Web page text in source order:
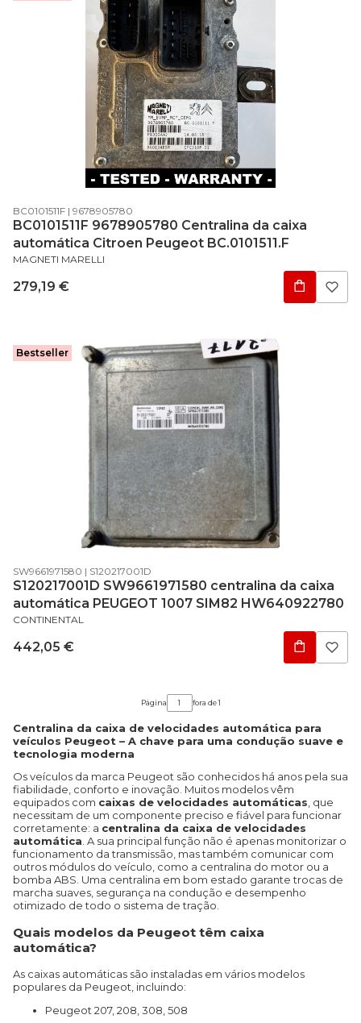
Código do produto
BC0101511F Código do fabricante
9678905780
BC0101511F 9678905780 Centralina da caixa
automática Citroen Peugeot BC.0101511.F
FABRICANTE
MAGNETI MARELLI
Preço
279,19 €
Bestseller
Código do produto
SW9661971580 Código do fabricante
S120217001D
S120217001D SW9661971580 centralina da caixa
automática PEUGEOT 1007 SIM82 HW640922780
FABRICANTE
CONTINENTAL
Preço
442,05 €
Página fora de 1
Centralina da caixa de velocidades automática para
veículos Peugeot – A chave para uma condução suave e
tecnologia moderna
Os veículos da marca Peugeot são conhecidos há anos pela sua
fiabilidade, conforto e inovação. Muitos modelos vêm
equipados com caixas de velocidades automáticas, que
necessitam de um componente preciso e fiável para funcionar
corretamente: a centralina da caixa de velocidades
automática. A sua principal função não é apenas monitorizar o
funcionamento da transmissão, mas também comunicar com
outros módulos do veículo, como a centralina do motor ou a
bomba ABS. Uma centralina em bom estado garante trocas de
marcha suaves, segurança na condução e desempenho
otimizado de todo o sistema de tração.
Quais modelos da Peugeot têm caixa
automática?
As caixas automáticas são instaladas em vários modelos
populares da Peugeot, incluindo:
Peugeot 207, 208, 308, 508